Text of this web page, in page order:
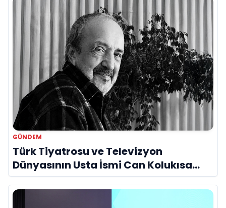
GÜNDEM
Türk Tiyatrosu ve Televizyon
Dünyasının Usta İsmi Can Kolukısa
Hayatını Kaybetti